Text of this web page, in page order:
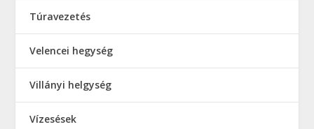
Túravezetés
Velencei hegység
Villányi helgység
Vízesések